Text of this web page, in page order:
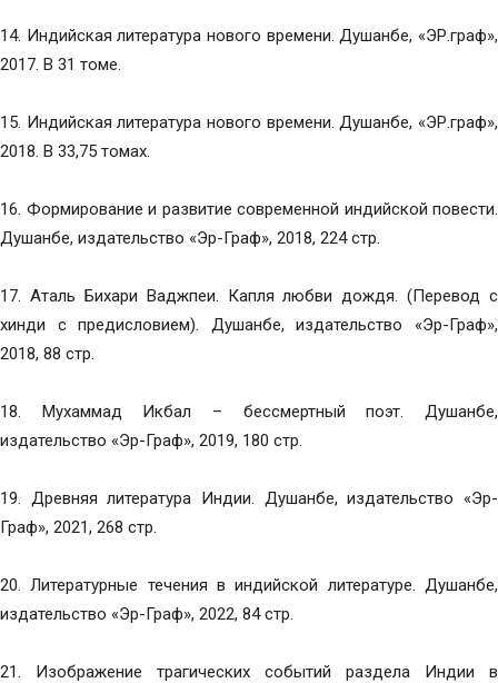
14. Индийская литература нового времени. Душанбе, «ЭР.граф»,
2017. В 31 томе.
15. Индийская литература нового времени. Душанбе, «ЭР.граф»,
2018. В 33,75 томах.
16. Формирование и развитие современной индийской повести.
Душанбе, издательство «Эр-Граф», 2018, 224 стр.
17. Аталь Бихари Ваджпеи. Капля любви дождя. (Перевод с
хинди с предисловием). Душанбе, издательство «Эр-Граф»,
2018, 88 стр.
18. Мухаммад Икбал – бессмертный поэт. Душанбе,
издательство «Эр-Граф», 2019, 180 стр.
19. Древняя литература Индии. Душанбе, издательство «Эр-
Граф», 2021, 268 стр.
20. Литературные течения в индийской литературе. Душанбе,
издательство «Эр-Граф», 2022, 84 стр.
21. Изображение трагических событий раздела Индии в